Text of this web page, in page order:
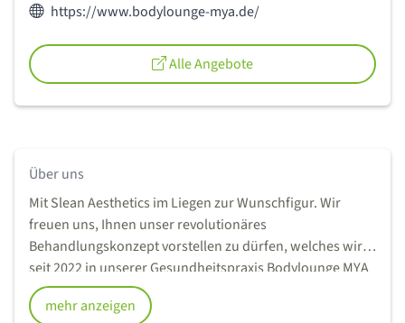
Webseite des Anbieters:
https://www.bodylounge-mya.de/
Alle Angebote
Über uns
Mit Slean Aesthetics im Liegen zur Wunschfigur. Wir
freuen uns, Ihnen unser revolutionäres
Behandlungskonzept vorstellen zu dürfen, welches wir
seit 2022 in unserer Gesundheitspraxis Bodylounge MYA
erfolgreich anbieten. Bei uns müssen Sie sich nicht mit
mühsamen Diäten, Schmerzen oder Anstrengungen
mehr anzeigen